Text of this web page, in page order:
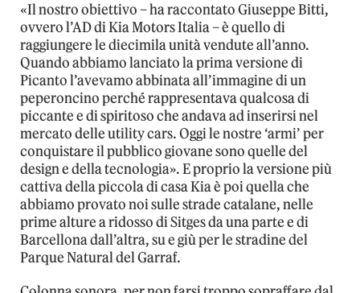
«Il nostro obiettivo – ha raccontato Giuseppe Bitti,
ovvero l’AD di Kia Motors Italia – è quello di
raggiungere le diecimila unità vendute all’anno.
Quando abbiamo lanciato la prima versione di
Picanto l’avevamo abbinata all’immagine di un
peperoncino perché rappresentava qualcosa di
piccante e di spiritoso che andava ad inserirsi nel
mercato delle utility cars. Oggi le nostre ‘armi’ per
conquistare il pubblico giovane sono quelle del
design e della tecnologia». E proprio la versione più
cattiva della piccola di casa Kia è poi quella che
abbiamo provato noi sulle strade catalane, nelle
prime alture a ridosso di Sitges da una parte e di
Barcellona dall’altra, su e giù per le stradine del
Parque Natural del Garraf.